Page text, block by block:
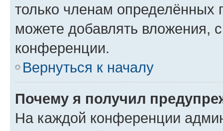
только членам определённых
можете добавлять вложения,
конференции.
Вернуться к началу
Почему я получил
На каждой конференции